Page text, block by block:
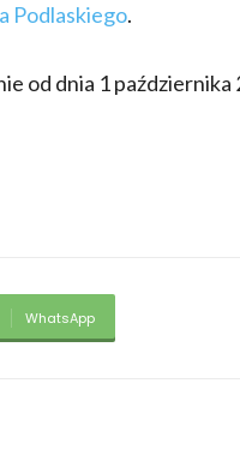
Podlaskiego.
od dnia 1 października
WhatsApp